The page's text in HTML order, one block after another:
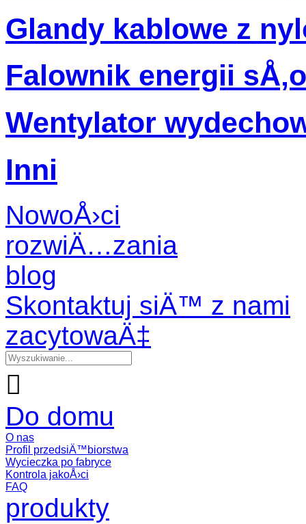
Glandy kablowe z
Falownik energii
Wentylator
Inni
NowoÅ›ci
rozwiÄ…zania
blog
Skontaktuj siÄ™ z nami
zacytowaÄ‡

Do domu
O nas
Profil przedsiÄ™biorstwa
Wycieczka po fabryce
Kontrola jakoÅ›ci
FAQ
produkty